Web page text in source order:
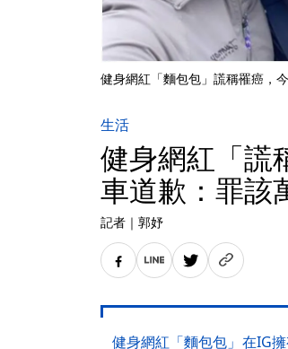
健身網紅「麵包包」謊稱罹癌，
生活
健身網紅「
車道歉：罪該
記者 ｜ 郭妤
健身網紅「麵包包」在IG